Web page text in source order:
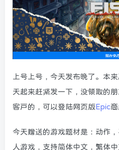
上号上号，今天发布晚了。本
天起来赶紧发一下，没领取的
客户的，可以登陆网页版Epic商
今天赠送的游戏题材是：动作
人游戏，支持简体中文，繁体中